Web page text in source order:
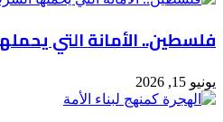
فلسطين.. الأمانة التي
يونيو 15, 2026